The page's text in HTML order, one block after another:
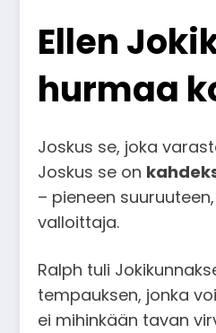
Ellen
hurmaa
Joskus se, joka
Joskus se on
– pieneen
valloittaja.
Ralph tuli
tempauksen, jonka
ei mihinkään tavan